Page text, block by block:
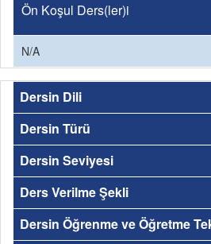
Ön Koşul Ders(ler)i
N/A
Dersin Dili
Dersin Türü
Dersin Seviyesi
Ders Verilme Şekli
Dersin Öğrenme ve Öğretme